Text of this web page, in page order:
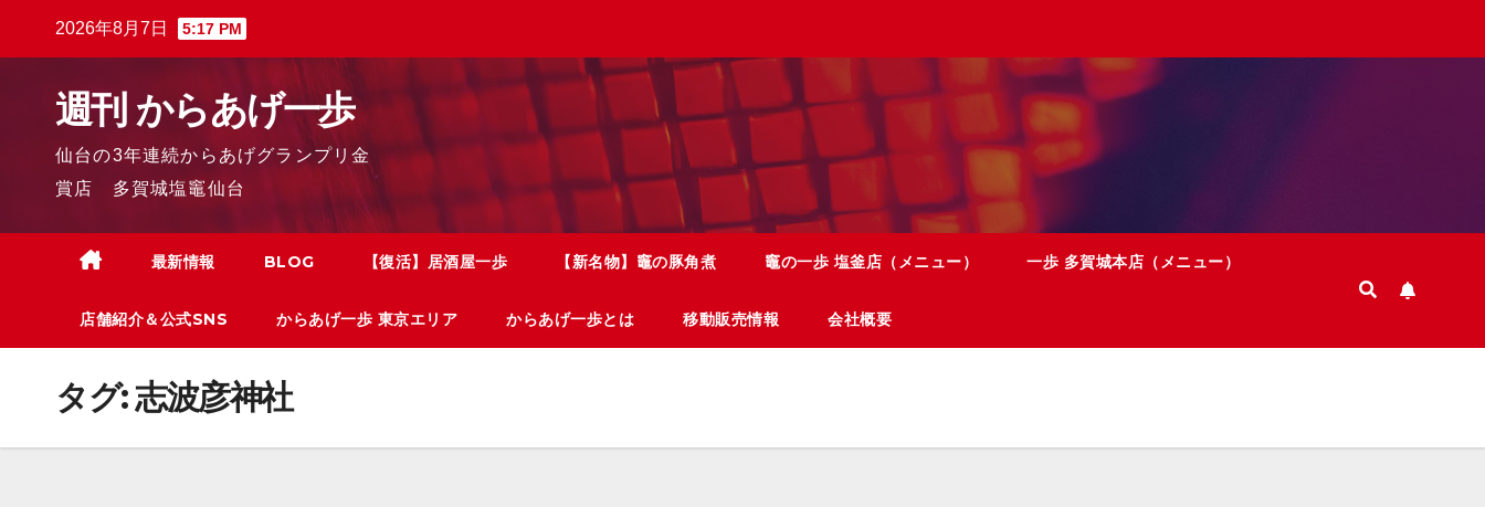
2026年8月7日 5:17 PM
週刊 からあげ一歩
仙台の3年連続からあげグランプリ金
賞店 多賀城塩竈仙台
最新情報 BLOG 【復活】居酒屋一歩 【新名物】竈の豚角煮 竈の一歩 塩釜店（メニュー） 一歩 多賀城本店（メニュー）
店舗紹介＆公式SNS からあげ一歩 東京エリア からあげ一歩とは 移動販売情報 会社概要
タグ:志波彦神社